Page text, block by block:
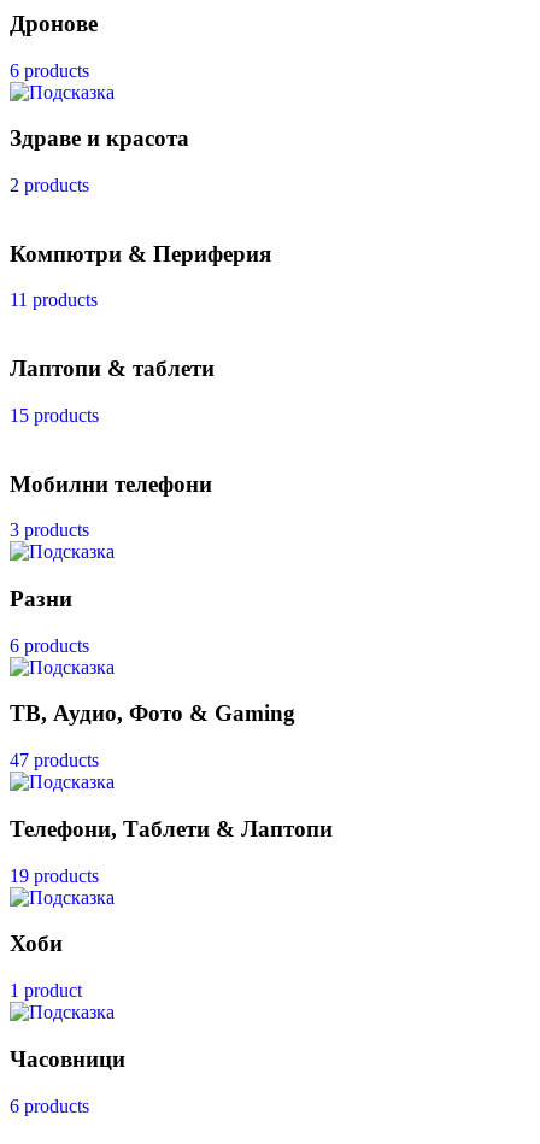
Дронове
6 products
Здраве и красота
2 products
Компютри & Периферия
11 products
Лаптопи & таблети
15 products
Мобилни телефони
3 products
Разни
6 products
ТВ, Аудио, Фото & Gaming
47 products
Телефони, Таблети & Лаптопи
19 products
Хоби
1 product
Часовници
6 products